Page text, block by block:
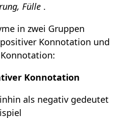
Fülle .
in zwei Gruppen
Konnotation und
Konnotation
als negativ gedeutet